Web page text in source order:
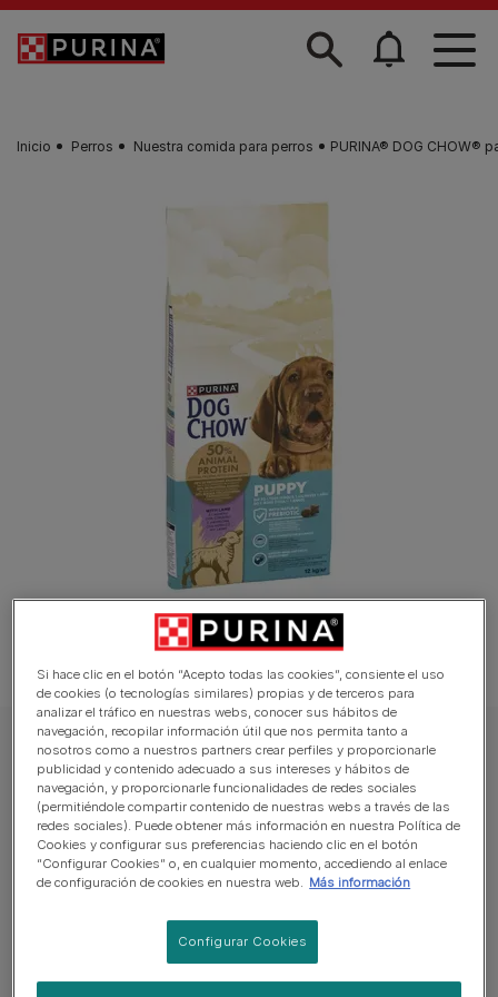
Skip to main content
Inicio Perros Nuestra comida para perros PURINA® DOG CHOW®
DOG CHOW Perro Pienso
PURINA® DOG CHOW® para cachorros con
Cordero 12Kg
Sin reseñas aún
Tamaños disponibles: 12kg
Si hace clic en el botón “Acepto todas las cookies”, consiente el uso
de cookies (o tecnologías similares) propias y de terceros para
analizar el tráfico en nuestras webs, conocer sus hábitos de
navegación, recopilar información útil que nos permita tanto a
nosotros como a nuestros partners crear perfiles y proporcionarle
publicidad y contenido adecuado a sus intereses y hábitos de
navegación, y proporcionarle funcionalidades de redes sociales
(permitiéndole compartir contenido de nuestras webs a través de las
redes sociales). Puede obtener más información en nuestra Política de
Cookies y configurar sus preferencias haciendo clic en el botón
“Configurar Cookies” o, en cualquier momento, accediendo al enlace
de configuración de cookies en nuestra web.
Más información
Configurar Cookies